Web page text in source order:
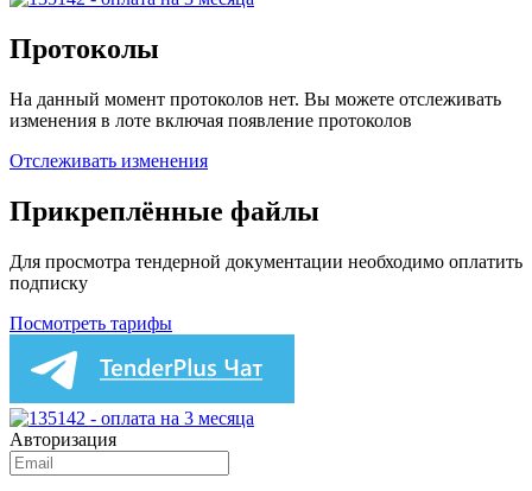
Протоколы
На данный момент протоколов нет. Вы можете отслеживать
изменения в лоте включая появление протоколов
Отслеживать изменения
Прикреплённые файлы
Для просмотра тендерной документации необходимо оплатить
подписку
Посмотреть тарифы
Авторизация